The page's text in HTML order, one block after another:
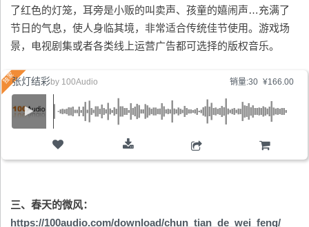
了红色的灯笼，耳旁是小贩的叫卖声、孩童的嬉闹声…充满了
节日的气息，使人身临其境，非常适合传统佳节使用。游戏场
景，电视剧集或者各类线上运营广告都可选择的版权音乐。
销量:30 ¥166.00
张灯结彩by 100Audio
三、春天的微风：
https://100audio.com/download/chun_tian_de_wei_feng/